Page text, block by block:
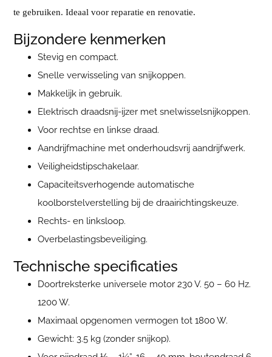
te gebruiken. Ideaal voor reparatie en renovatie.
Bijzondere kenmerken
Stevig en compact.
Snelle verwisseling van snijkoppen.
Makkelijk in gebruik.
Elektrisch draadsnij-ijzer met snelwisselsnijkoppen.
Voor rechtse en linkse draad.
Aandrijfmachine met onderhoudsvrij aandrijfwerk.
Veiligheidstipschakelaar.
Capaciteitsverhogende automatische
koolborstelverstelling bij de draairichtingskeuze.
Rechts- en linksloop.
Overbelastingsbeveiliging.
Technische specificaties
Doortreksterke universele motor 230 V. 50 – 60 Hz.
1200 W.
Maximaal opgenomen vermogen tot 1800 W.
Gewicht: 3.5 kg (zonder snijkop).